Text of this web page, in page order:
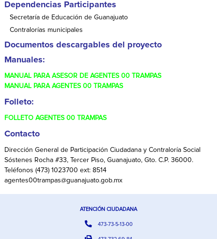
Dependencias Participantes
Secretaría de Educación de Guanajuato
Contralorías municipales
Documentos descargables del proyecto
Manuales:
MANUAL PARA ASESOR DE AGENTES 00 TRAMPAS
MANUAL PARA AGENTES 00 TRAMPAS
Folleto:
FOLLETO AGENTES 00 TRAMPAS
Contacto
Dirección General de Participación Ciudadana y Contraloría Social
Sóstenes Rocha #33, Tercer Piso, Guanajuato, Gto. C.P. 36000.
Teléfonos(473) 1023700 ext: 8514
agentes00trampas@guanajuato.gob.mx
ATENCIÓN CIUDADANA
473-73-5-13-00